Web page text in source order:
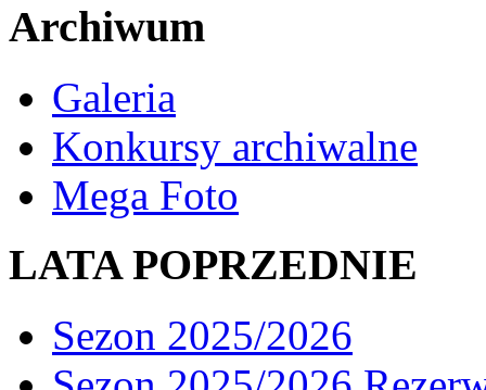
Archiwum
Galeria
Konkursy archiwalne
Mega Foto
LATA POPRZEDNIE
Sezon 2025/2026